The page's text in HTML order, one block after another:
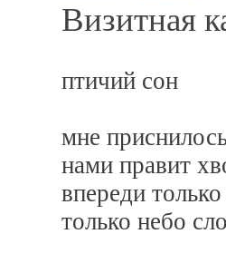
Визитная
птичий сон
мне
нами правит
впереди
только небо